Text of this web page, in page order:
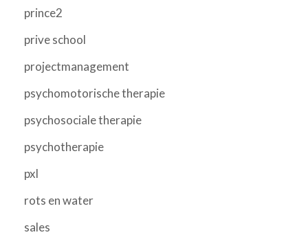
prince2
prive school
projectmanagement
psychomotorische therapie
psychosociale therapie
psychotherapie
pxl
rots en water
sales